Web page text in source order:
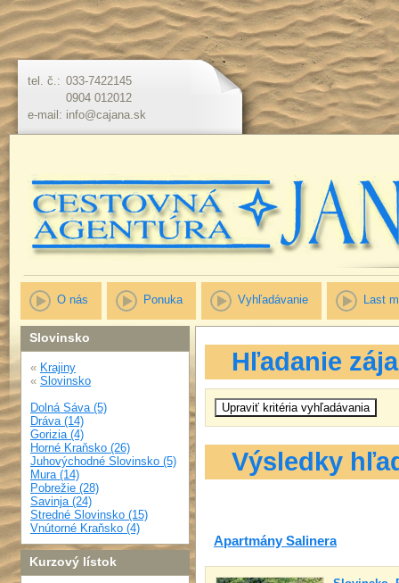
tel. č.: 033-7422145
0904 012012
e-mail: info@cajana.sk
O nás Ponuka Vyhľadávanie Last
Slovinsko
« Krajiny
« Slovinsko
Dolná Sáva (5)
Dráva (14)
Gorizia (4)
Horné Kraňsko (26)
Juhovýchodné Slovinsko (5)
Mura (14)
Pobrežie (28)
Savinja (24)
Stredné Slovinsko (15)
Vnútorné Kraňsko (4)
Kurzový lístok
Hľadanie
Výsledky
Apartmány Salinera